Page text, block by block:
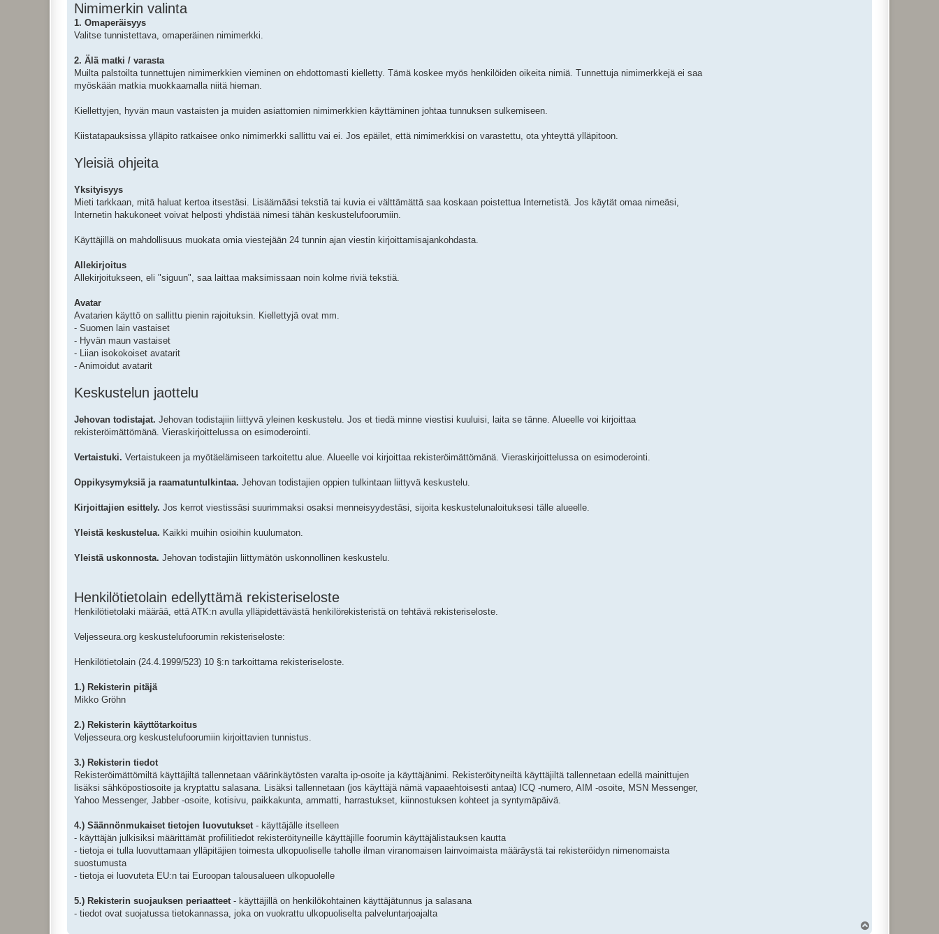
Nimimerkin valinta
1. Omaperäisyys
Valitse tunnistettava, omaperäinen nimimerkki.
2. Älä matki / varasta
Muilta palstoilta tunnettujen nimimerkkien vieminen on ehdottomasti kielletty. Tämä koskee myös henkilöiden oikeita nimiä. Tunnettuja nimimerkkejä ei saa
myöskään matkia muokkaamalla niitä hieman.
Kiellettyjen, hyvän maun vastaisten ja muiden asiattomien nimimerkkien käyttäminen johtaa tunnuksen sulkemiseen.
Kiistatapauksissa ylläpito ratkaisee onko nimimerkki sallittu vai ei. Jos epäilet, että nimimerkkisi on varastettu, ota yhteyttä ylläpitoon.
Yleisiä ohjeita
Yksityisyys
Mieti tarkkaan, mitä haluat kertoa itsestäsi. Lisäämääsi tekstiä tai kuvia ei välttämättä saa koskaan poistettua Internetistä. Jos käytät omaa nimeäsi,
Internetin hakukoneet voivat helposti yhdistää nimesi tähän keskustelufoorumiin.
Käyttäjillä on mahdollisuus muokata omia viestejään 24 tunnin ajan viestin kirjoittamisajankohdasta.
Allekirjoitus
Allekirjoitukseen, eli "siguun", saa laittaa maksimissaan noin kolme riviä tekstiä.
Avatar
Avatarien käyttö on sallittu pienin rajoituksin. Kiellettyjä ovat mm.
- Suomen lain vastaiset
- Hyvän maun vastaiset
- Liian isokokoiset avatarit
- Animoidut avatarit
Keskustelun jaottelu
Jehovan todistajat. Jehovan todistajiin liittyvä yleinen keskustelu. Jos et tiedä minne viestisi kuuluisi, laita se tänne. Alueelle voi kirjoittaa
rekisteröimättömänä. Vieraskirjoittelussa on esimoderointi.
Vertaistuki. Vertaistukeen ja myötäelämiseen tarkoitettu alue. Alueelle voi kirjoittaa rekisteröimättömänä. Vieraskirjoittelussa on esimoderointi.
Oppikysymyksiä ja raamatuntulkintaa. Jehovan todistajien oppien tulkintaan liittyvä keskustelu.
Kirjoittajien esittely. Jos kerrot viestissäsi suurimmaksi osaksi menneisyydestäsi, sijoita keskustelunaloituksesi tälle alueelle.
Yleistä keskustelua. Kaikki muihin osioihin kuulumaton.
Yleistä uskonnosta. Jehovan todistajiin liittymätön uskonnollinen keskustelu.
Henkilötietolain edellyttämä rekisteriseloste
Henkilötietolaki määrää, että ATK:n avulla ylläpidettävästä henkilörekisteristä on tehtävä rekisteriseloste.
Veljesseura.org keskustelufoorumin rekisteriseloste:
Henkilötietolain (24.4.1999/523) 10 §:n tarkoittama rekisteriseloste.
1.) Rekisterin pitäjä
Mikko Gröhn
2.) Rekisterin käyttötarkoitus
Veljesseura.org keskustelufoorumiin kirjoittavien tunnistus.
3.) Rekisterin tiedot
Rekisteröimättömiltä käyttäjiltä tallennetaan väärinkäytösten varalta ip-osoite ja käyttäjänimi. Rekisteröityneiltä käyttäjiltä tallennetaan edellä mainittujen
lisäksi sähköpostiosoite ja kryptattu salasana. Lisäksi tallennetaan (jos käyttäjä nämä vapaaehtoisesti antaa) ICQ -numero, AIM -osoite, MSN Messenger,
Yahoo Messenger, Jabber -osoite, kotisivu, paikkakunta, ammatti, harrastukset, kiinnostuksen kohteet ja syntymäpäivä.
4.) Säännönmukaiset tietojen luovutukset - käyttäjälle itselleen
- käyttäjän julkisiksi määrittämät profiilitiedot rekisteröityneille käyttäjille foorumin käyttäjälistauksen kautta
- tietoja ei tulla luovuttamaan ylläpitäjien toimesta ulkopuoliselle taholle ilman viranomaisen lainvoimaista määräystä tai rekisteröidyn nimenomaista
suostumusta
- tietoja ei luovuteta EU:n tai Euroopan talousalueen ulkopuolelle
5.) Rekisterin suojauksen periaatteet - käyttäjillä on henkilökohtainen käyttäjätunnus ja salasana
- tiedot ovat suojatussa tietokannassa, joka on vuokrattu ulkopuoliselta palveluntarjoajalta